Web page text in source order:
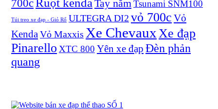
700cRuột kendaTay nắmTsunami SNM100
Túi treo xe đạp - Giỏ Rổ ULTEGRA DI2 vỏ 700c Vỏ
KendaVỏ Maxxis Xe ChevauxXe đạp
Pinarello XTC 800 Yên xe đạp Đèn phản
quang